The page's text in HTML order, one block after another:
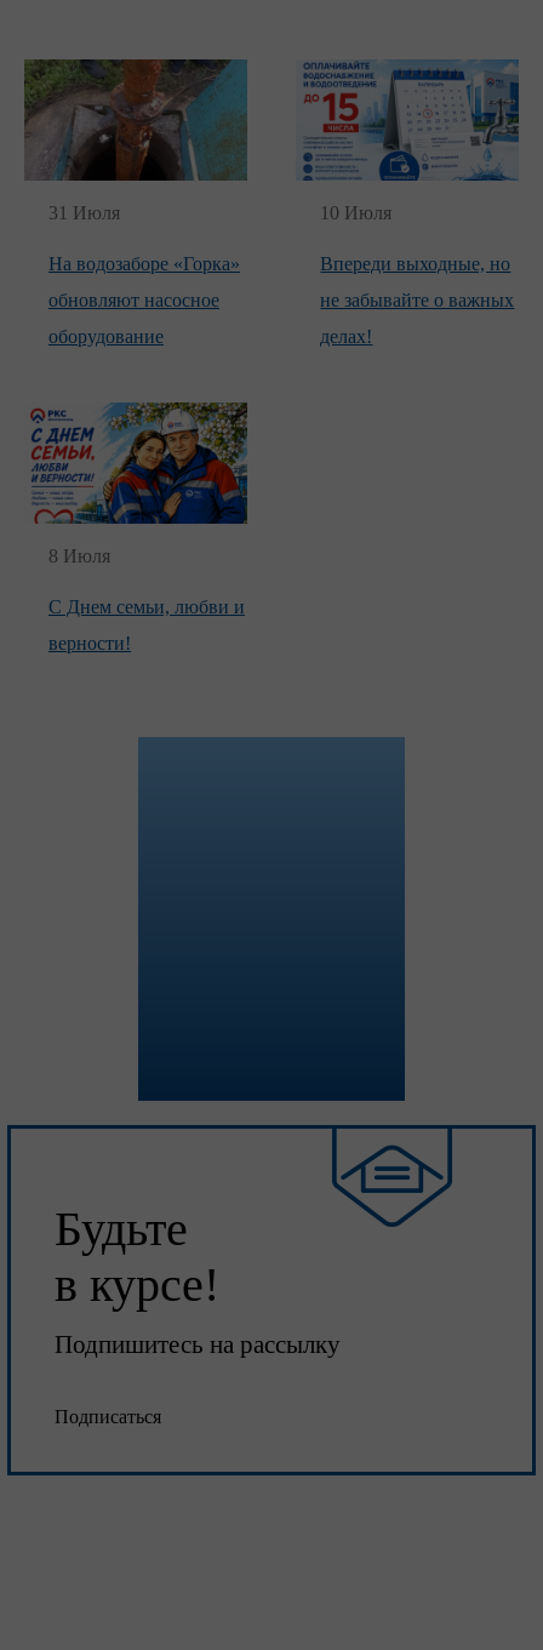
Будьте
в курсе!
Подпишитесь на рассылку
Подписаться
31 Июля
На водозаборе «Горка»
обновляют насосное
оборудование
10 Июля
Впереди выходные, но
не забывайте о важных
делах!
8 Июля
С Днем семьи, любви и
верности!